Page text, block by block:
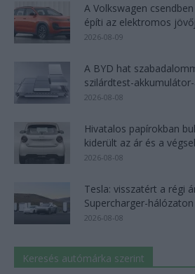
A Volkswagen
építi az elektromos
2026-08-09
A BYD hat
szilárdtest-
2026-08-08
Hivatalos papírokban
kiderült az ár és a
2026-08-08
Tesla: visszatért a régi
Supercharger-hálózaton
2026-08-08
Keresés autómárka szerint